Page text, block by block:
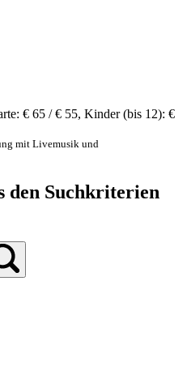
€ 65 / € 55, Kinder (bis 12): €
mit Livemusik und
den Suchkriterien